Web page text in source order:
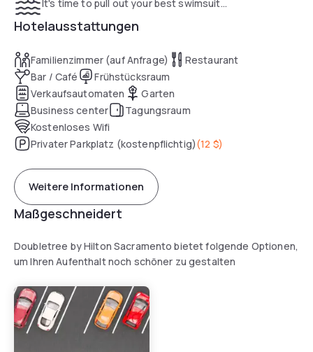
It's time to pull out your best swimsuit...
Hotelausstattungen
Familienzimmer (auf Anfrage)
Restaurant
Bar / Café
Frühstücksraum
Verkaufsautomaten
Garten
Business center
Tagungsraum
Kostenloses Wifi
Privater Parkplatz (kostenpflichtig)(12 $)
Weitere Informationen
Maßgeschneidert
Doubletree by Hilton Sacramento bietet folgende Optionen,
um Ihren Aufenthalt noch schöner zu gestalten